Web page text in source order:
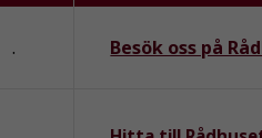
. Besök oss på